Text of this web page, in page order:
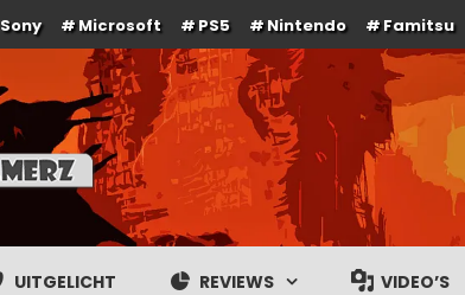
Sony Microsoft PS5 Nintendo Famitsu
game nieuws, reviews, coverage en gameplay streams
UITGELICHT REVIEWS VIDEO’S